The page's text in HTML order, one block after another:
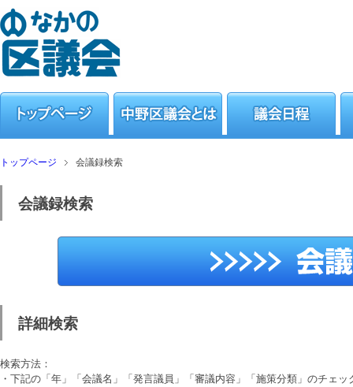
トップページ 会議録検索
会議録検索
詳細検索
検索方法：
・下記の「年」「会議名」「発言議員」「審議内容」「施策分類」のチェ